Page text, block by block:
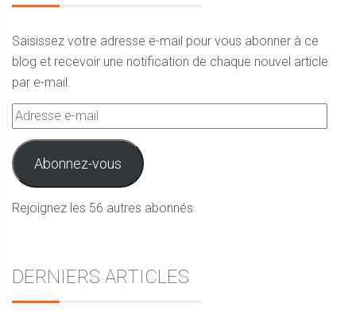
Saisissez votre adresse e-mail pour vous abonner à ce
blog et recevoir une notification de chaque nouvel article
par e-mail.
Adresse
e-
mail
Abonnez-vous
Rejoignez les 56 autres abonnés
DERNIERS ARTICLES